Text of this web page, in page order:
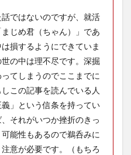
ではないのですが、就活
じめ君（ちゃん）」であ
損するようにできていま
の中は理不尽です。深掘
てしまうのでここまでに
この記事を読んでいる人
」という信条を持ってい
それがいつか挫折のきっ
能性もあるので鵜呑みに
意が必要です。（もちろ